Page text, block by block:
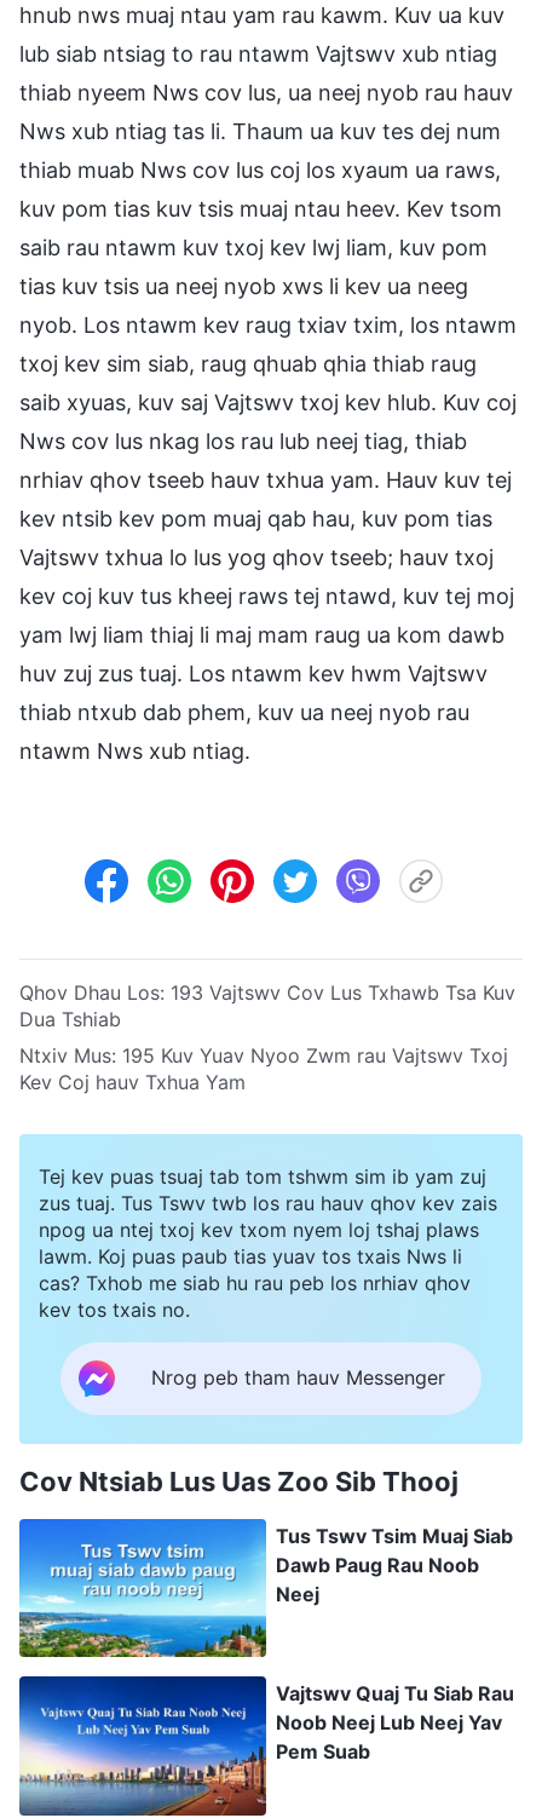
hnub nws muaj ntau yam rau kawm. Kuv ua kuv
lub siab ntsiag to rau ntawm Vajtswv xub ntiag
thiab nyeem Nws cov lus, ua neej nyob rau hauv
Nws xub ntiag tas li. Thaum ua kuv tes dej num
thiab muab Nws cov lus coj los xyaum ua raws,
kuv pom tias kuv tsis muaj ntau heev. Kev tsom
saib rau ntawm kuv txoj kev lwj liam, kuv pom
tias kuv tsis ua neej nyob xws li kev ua neeg
nyob. Los ntawm kev raug txiav txim, los ntawm
txoj kev sim siab, raug qhuab qhia thiab raug
saib xyuas, kuv saj Vajtswv txoj kev hlub. Kuv coj
Nws cov lus nkag los rau lub neej tiag, thiab
nrhiav qhov tseeb hauv txhua yam. Hauv kuv tej
kev ntsib kev pom muaj qab hau, kuv pom tias
Vajtswv txhua lo lus yog qhov tseeb; hauv txoj
kev coj kuv tus kheej raws tej ntawd, kuv tej moj
yam lwj liam thiaj li maj mam raug ua kom dawb
huv zuj zus tuaj. Los ntawm kev hwm Vajtswv
thiab ntxub dab phem, kuv ua neej nyob rau
ntawm Nws xub ntiag.
Qhov Dhau Los: 193 Vajtswv Cov Lus Txhawb Tsa Kuv
Dua Tshiab
Ntxiv Mus: 195 Kuv Yuav Nyoo Zwm rau Vajtswv Txoj
Kev Coj hauv Txhua Yam
Tej kev puas tsuaj tab tom tshwm sim ib yam zuj
zus tuaj. Tus Tswv twb los rau hauv qhov kev zais
npog ua ntej txoj kev txom nyem loj tshaj plaws
lawm. Koj puas paub tias yuav tos txais Nws li
cas? Txhob me siab hu rau peb los nrhiav qhov
kev tos txais no.
Nrog peb tham hauv Messenger
Cov Ntsiab Lus Uas Zoo Sib Thooj
Tus Tswv Tsim Muaj Siab
Dawb Paug Rau Noob
Neej
Vajtswv Quaj Tu Siab Rau
Noob Neej Lub Neej Yav
Pem Suab